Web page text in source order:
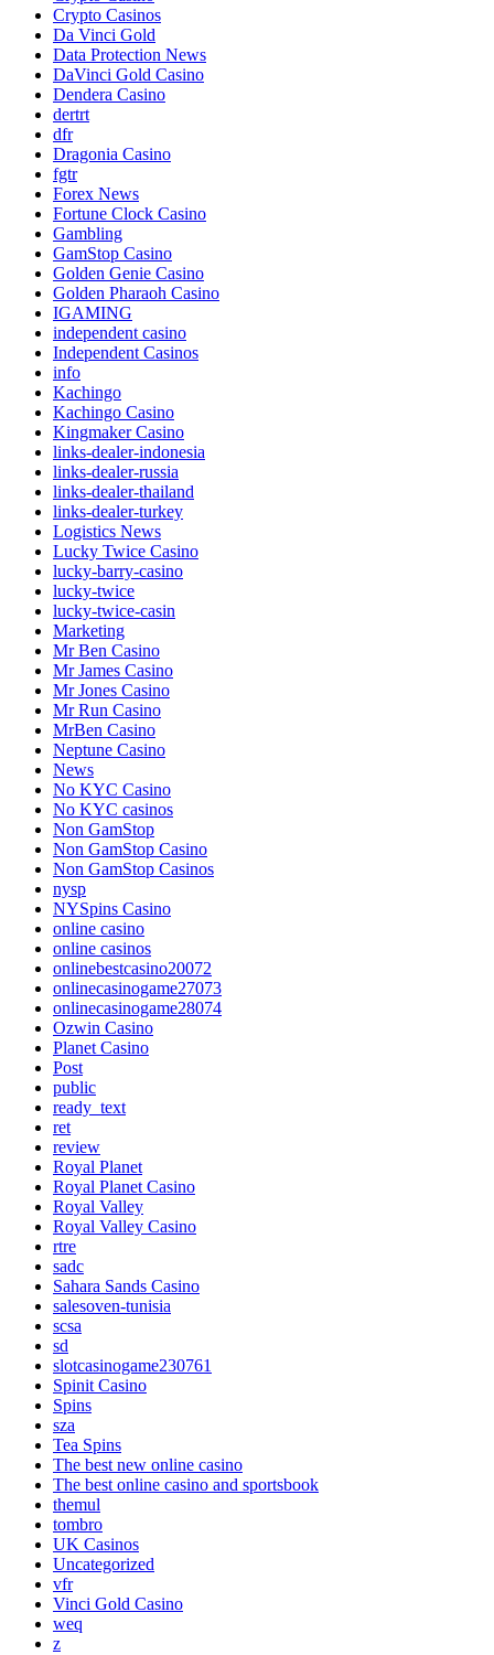
Crypto Casinos
Da Vinci Gold
Data Protection News
DaVinci Gold Casino
Dendera Casino
dertrt
dfr
Dragonia Casino
fgtr
Forex News
Fortune Clock Casino
Gambling
GamStop Casino
Golden Genie Casino
Golden Pharaoh Casino
IGAMING
independent casino
Independent Casinos
info
Kachingo
Kachingo Casino
Kingmaker Casino
links-dealer-indonesia
links-dealer-russia
links-dealer-thailand
links-dealer-turkey
Logistics News
Lucky Twice Casino
lucky-barry-casino
lucky-twice
lucky-twice-casin
Marketing
Mr Ben Casino
Mr James Casino
Mr Jones Casino
Mr Run Casino
MrBen Casino
Neptune Casino
News
No KYC Casino
No KYC casinos
Non GamStop
Non GamStop Casino
Non GamStop Casinos
nysp
NYSpins Casino
online casino
online casinos
onlinebestcasino20072
onlinecasinogame27073
onlinecasinogame28074
Ozwin Casino
Planet Casino
Post
public
ready_text
ret
review
Royal Planet
Royal Planet Casino
Royal Valley
Royal Valley Casino
rtre
sadc
Sahara Sands Casino
salesoven-tunisia
scsa
sd
slotcasinogame230761
Spinit Casino
Spins
sza
Tea Spins
The best new online casino
The best online casino and sportsbook
themul
tombro
UK Casinos
Uncategorized
vfr
Vinci Gold Casino
weq
z